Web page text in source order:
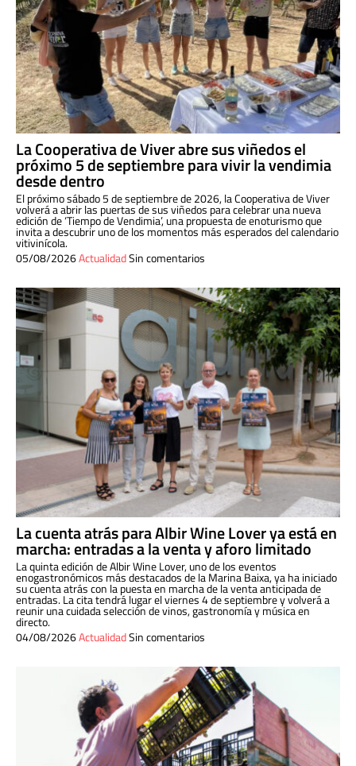
La Cooperativa de Viver abre sus viñedos el
próximo 5 de septiembre para vivir la vendimia
desde dentro
El próximo sábado 5 de septiembre de 2026, la Cooperativa de Viver
volverá a abrir las puertas de sus viñedos para celebrar una nueva
edición de ‘Tiempo de Vendimia’, una propuesta de enoturismo que
invita a descubrir uno de los momentos más esperados del calendario
vitivinícola.
05/08/2026ActualidadSin comentarios
La cuenta atrás para Albir Wine Lover ya está en
marcha: entradas a la venta y aforo limitado
La quinta edición de Albir Wine Lover, uno de los eventos
enogastronómicos más destacados de la Marina Baixa, ya ha iniciado
su cuenta atrás con la puesta en marcha de la venta anticipada de
entradas. La cita tendrá lugar el viernes 4 de septiembre y volverá a
reunir una cuidada selección de vinos, gastronomía y música en
directo.
04/08/2026ActualidadSin comentarios